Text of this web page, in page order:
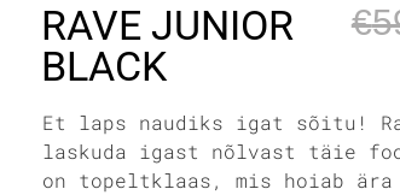
RAVE JUNIOR
BLACK
€
Et laps naudiks igat sõitu!
laskuda igast nõlvast täie
on topeltklaas, mis hoiab ära